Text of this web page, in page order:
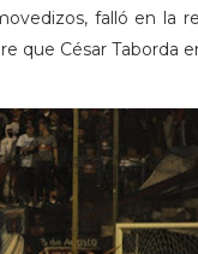
falló en la
que César Taborda